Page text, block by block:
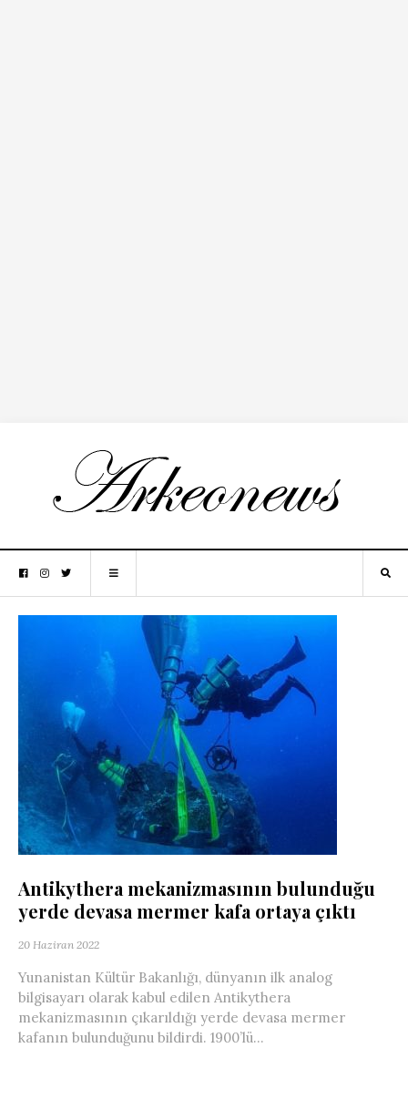
Antikythera mekanizmasının bulunduğu
yerde devasa mermer kafa ortaya çıktı
20 Haziran 2022
Yunanistan Kültür Bakanlığı, dünyanın ilk analog
bilgisayarı olarak kabul edilen Antikythera
mekanizmasının çıkarıldığı yerde devasa mermer
kafanın bulunduğunu bildirdi. 1900’lü...